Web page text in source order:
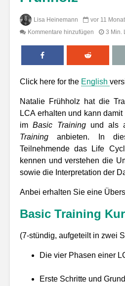
Lisa Heinemann
vor 11
Kommentare hinzufügen
3 Min.
Click here for the English
Natalie Frühholz hat die
LCA erhalten und kann damit
imBasic Trainingund als
Training anbieten. In
Teilnehmende das Life
kennen und verstehen die
sowie die Interpretation der
Anbei erhalten Sie eine
Basic Training
(7-stündig, aufgeteilt in zwei
Die vier Phasen einer
Erste Schritte und